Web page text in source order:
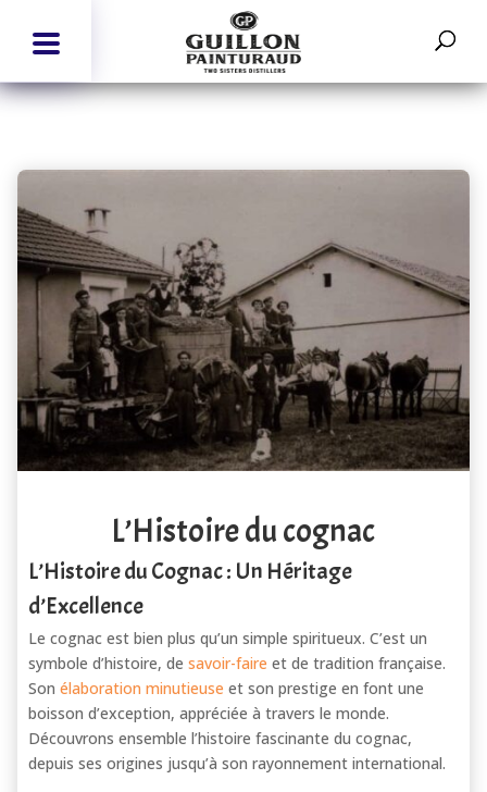
L’Histoire du cognac
L’Histoire du Cognac : Un Héritage
d’Excellence
Le cognac est bien plus qu’un simple spiritueux. C’est un
symbole d’histoire, desavoir-faire et de tradition française.
Sonélaboration minutieuse et son prestige en font une
boisson d’exception, appréciée à travers le monde.
Découvrons ensemble l’histoire fascinante du cognac,
depuis ses origines jusqu’à son rayonnement international.